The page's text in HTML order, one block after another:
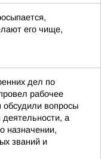
его чище,
дел по
рабочее
обсудили вопросы
а
назначении,
званий и